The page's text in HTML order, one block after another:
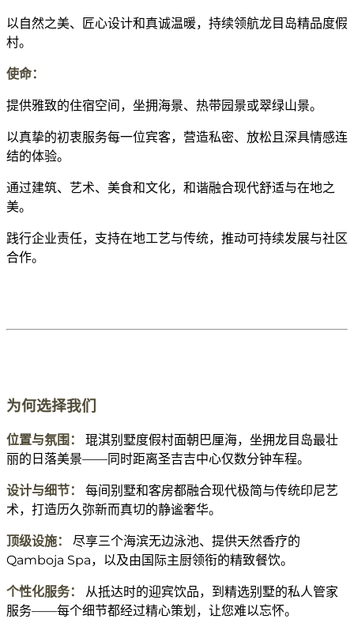
以自然之美、匠心设计和真诚温暖，持续领航龙目岛精品度假
村。
使命：
提供雅致的住宿空间，坐拥海景、热带园景或翠绿山景。
以真挚的初衷服务每一位宾客，营造私密、放松且深具情感连
结的体验。
通过建筑、艺术、美食和文化，和谐融合现代舒适与在地之
美。
践行企业责任，支持在地工艺与传统，推动可持续发展与社区
合作。
为何选择我们
位置与氛围：
琨淇别墅度假村面朝巴厘海，坐拥龙目岛最壮
丽的日落美景——同时距离圣吉吉中心仅数分钟车程。
设计与细节：
每间别墅和客房都融合现代极简与传统印尼艺
术，打造历久弥新而真切的静谧奢华。
顶级设施：
尽享三个海滨无边泳池、提供天然香疗的
Qamboja Spa，以及由国际主厨领衔的精致餐饮。
个性化服务：
从抵达时的迎宾饮品，到精选别墅的私人管家
服务——每个细节都经过精心策划，让您难以忘怀。